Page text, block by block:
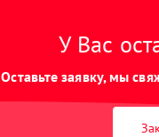
У Вас
Оставьте заявку, мы